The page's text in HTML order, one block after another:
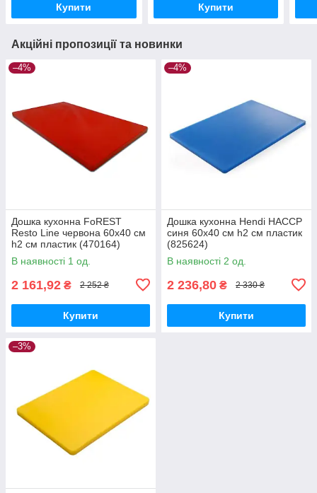
Купити Купити
Акційні пропозиції та новинки
–4%
Дошка кухонна FoREST
Resto Line червона 60х40 см
h2 см пластик (470164)
В наявності 1 од.
2 161,92 ₴ 2 252 ₴
Купити
–4%
Дошка кухонна Hendi НАССР
синя 60х40 см h2 см пластик
(825624)
В наявності 2 од.
2 236,80 ₴ 2 330 ₴
Купити
–3%